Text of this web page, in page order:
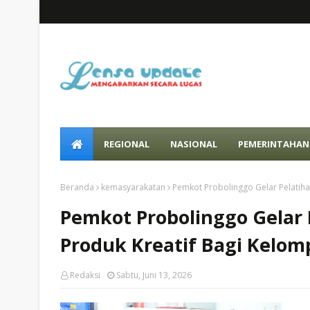
REGIONAL NASIONAL PEMERINTAHAN
Beranda kemasyarakatan Pemkot Probolinggo Gelar
Pemkot Probolinggo
Produk Kreatif Bagi
Redaksi Sabtu, Juni 13, 2026